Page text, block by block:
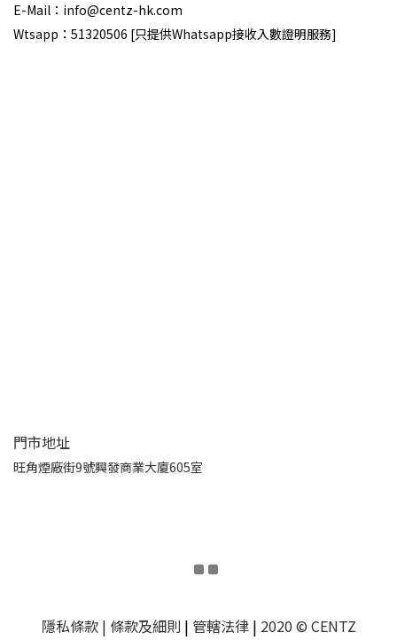
E-Mail：info@centz-hk.com
Wtsapp：51320506 [只提供Whatsapp接收入數證明服務]
門市地址
旺角煙廠街9號興發商業大廈605室
隱私條款| 條款及細則 | 管轄法律| 2020 © CENTZ